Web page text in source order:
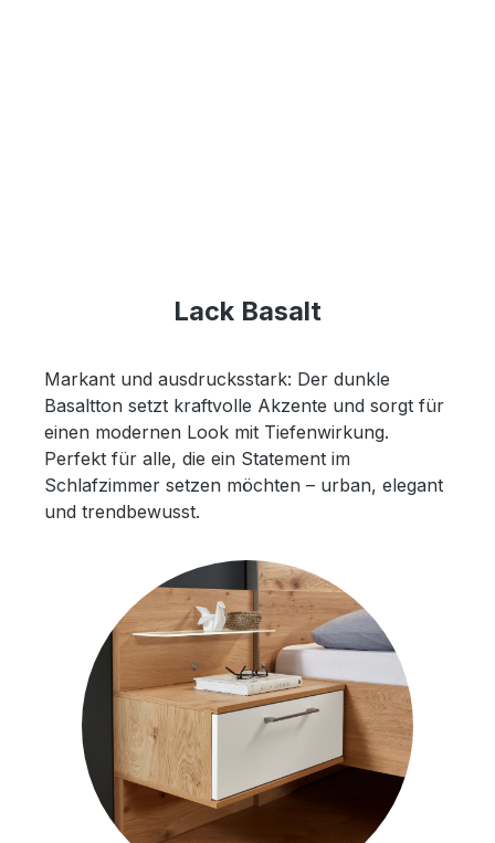
Lack Basalt
Markant und ausdrucksstark: Der dunkle
Basaltton setzt kraftvolle Akzente und sorgt für
einen modernen Look mit Tiefenwirkung.
Perfekt für alle, die ein Statement im
Schlafzimmer setzen möchten – urban, elegant
und trendbewusst.